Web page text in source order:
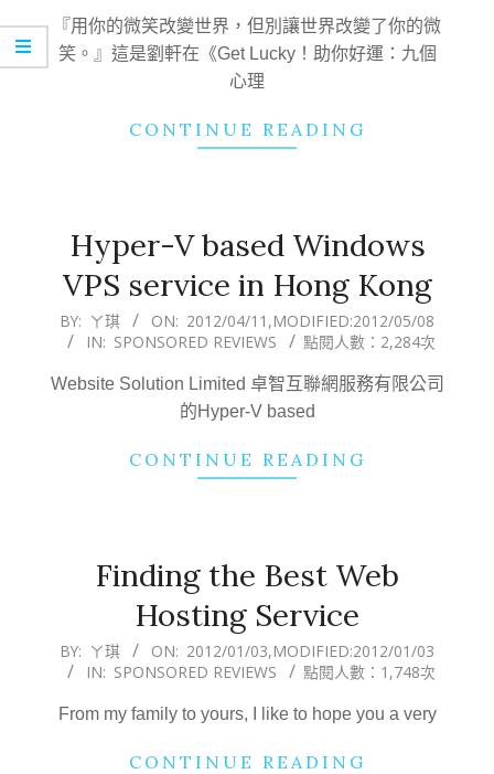
13『用你的微笑改變世界，但別讓世界改變了你的微
笑。』這是劉軒在《Get Lucky！助你好運：九個
心理
CONTINUE READING
Hyper-V based Windows
VPS service in Hong Kong
2012-
04-
11
BY: ㄚ琪 ON: 2012/04/11 ,MODIFIED:2012/05/08
IN: SPONSORED REVIEWS 點閱人數：2,284次
Website Solution Limited 卓智互聯網服務有限公司
的Hyper-V based
CONTINUE READING
Finding the Best Web
Hosting Service
2012-
01-
03
BY: ㄚ琪 ON: 2012/01/03,MODIFIED:2012/01/03
IN: SPONSORED REVIEWS 點閱人數：1,748次
From my family to yours, I like to hope you a very
CONTINUE READING